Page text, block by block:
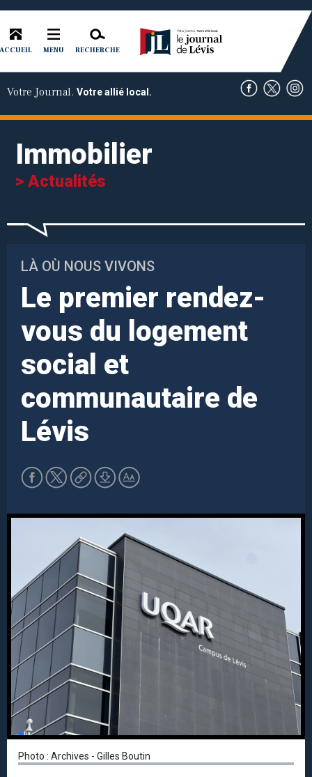
ACCUEIL MENU RECHERCHE
Votre Journal. Votre allié local.
Immobilier
> Actualités
LÀ OÙ NOUS VIVONS
Le premier rendez-
vous du logement
social et
communautaire de
Lévis
Photo : Archives - Gilles Boutin